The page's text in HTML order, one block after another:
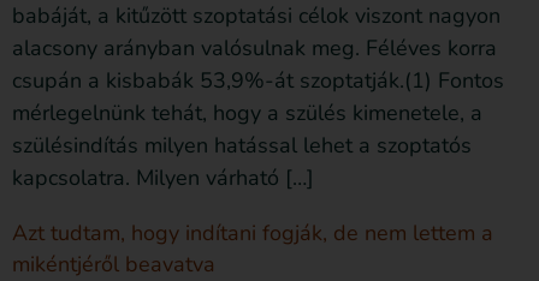
babáját, a kitűzött szoptatási célok viszont nagyon
alacsony arányban valósulnak meg. Féléves korra
csupán a kisbabák 53,9%-át szoptatják.(1) Fontos
mérlegelnünk tehát, hogy a szülés kimenetele, a
szülésindítás milyen hatással lehet a szoptatós
kapcsolatra. Milyen várható […]
Azt tudtam, hogy indítani fogják, de nem lettem a
mikéntjéről beavatva